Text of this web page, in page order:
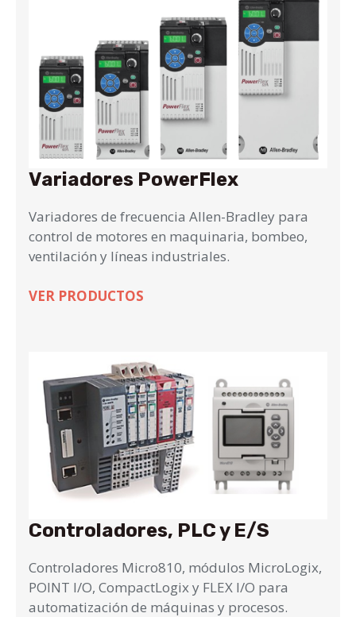
Variadores PowerFlex
Variadores de frecuencia Allen-Bradley para
control de motores en maquinaria, bombeo,
ventilación y líneas industriales.
VER PRODUCTOS
Controladores, PLC y E/S
Controladores Micro810, módulos MicroLogix,
POINT I/O, CompactLogix y FLEX I/O para
automatización de máquinas y procesos.